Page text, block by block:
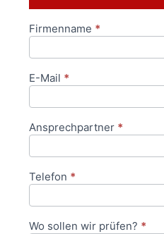
Anfrageformular
Firmenname *
E-Mail *
Ansprechpartner *
Telefon *
Wo sollen wir prüfen? *